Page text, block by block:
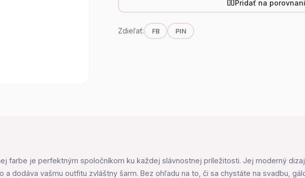
Pridať na
Zdieľať: FB PIN
farbe je perfektným spoločníkom ku každej slávnostnej príležitosti. Jej moderný
dodáva vašmu outfitu zvláštny šarm. Bez ohľadu na to, či sa chystáte na svadbu,